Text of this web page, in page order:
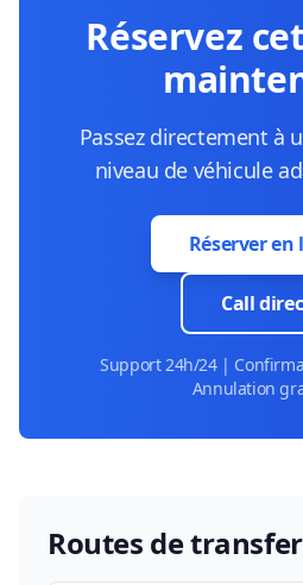
Réservez
Passez directement à
niveau de véhicule
Réserver en
Call
Support 24h/24 |
Annulation
Routes de